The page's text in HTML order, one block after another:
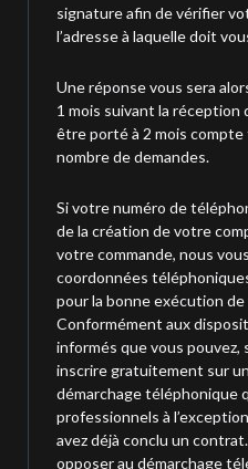
signature afin de vérifier
l’adresse à laquelle doit
Une réponse vous sera
1 mois suivant la réception
être porté à 2 mois
nombre de demandes.
Si votre numéro de
de la création de votre
votre commande, nous
coordonnées
pour la bonne exécution de
Conformément aux
informés que vous pouvez,
inscrire gratuitement sur
démarchage téléphonique
professionnels à
avez déjà conclu un
opposer au démarchage